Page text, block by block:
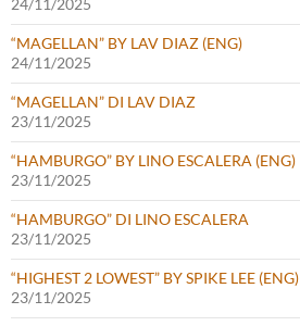
24/11/2025
“MAGELLAN” BY LAV DIAZ (ENG)
24/11/2025
“MAGELLAN” DI LAV DIAZ
23/11/2025
“HAMBURGO” BY LINO ESCALERA (ENG)
23/11/2025
“HAMBURGO” DI LINO ESCALERA
23/11/2025
“HIGHEST 2 LOWEST” BY SPIKE LEE (ENG)
23/11/2025